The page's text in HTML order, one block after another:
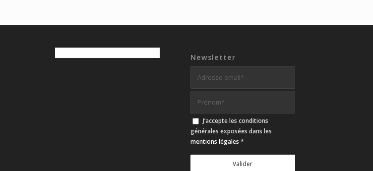
Newsletter
J’accepte les conditions
générales exposées dans les
mentions légales *